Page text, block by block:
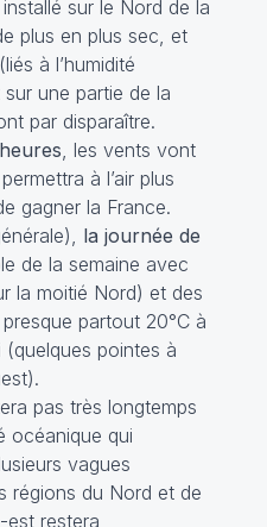
sur le Nord de la
plus en plus sec, et
à l’humidité
une partie de la
par disparaître.
, les vents vont
à l’air plus
gagner la France.
la journée de
de la semaine avec
la moitié Nord) et des
partout 20°C à
(quelques pointes à
pas très longtemps
océanique qui
vagues
régions du Nord et de
est restera